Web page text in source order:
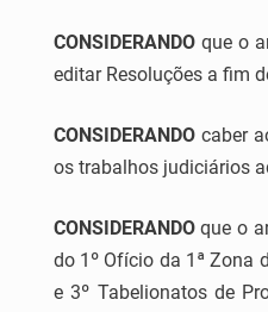
CONSIDERANDO que o
editar Resoluções a fim
CONSIDERANDO caber
os trabalhos judiciários
CONSIDERANDOque o
do 1º Ofício da 1ª Zona
e 3º Tabelionatos de